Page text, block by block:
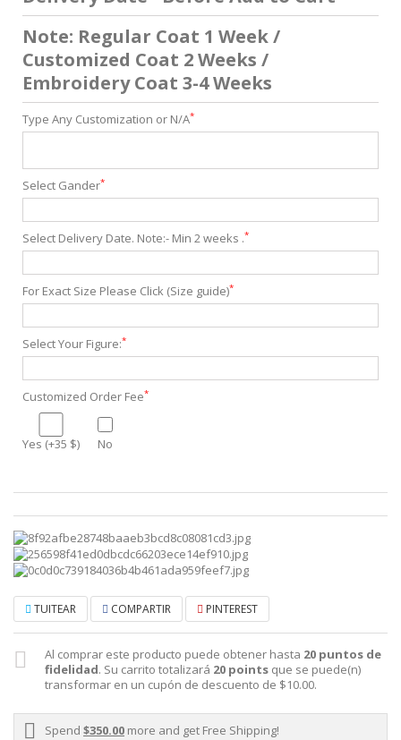
Note: Regular Coat 1 Week /
Customized Coat 2 Weeks /
Embroidery Coat 3-4 Weeks
Type Any Customization or N/A*
Select Gander*
Select Delivery Date. Note:- Min 2 weeks .*
For Exact Size Please Click (Size guide)*
Select Your Figure:*
Customized Order Fee*
Yes (+35 $) No
TUITEAR COMPARTIR PINTEREST
Al comprar este producto puede obtener hasta 20 puntos de
fidelidad. Su carrito totalizará 20 points que se puede(n)
transformar en un cupón de descuento de $10.00.
Spend $350.00 more and get Free Shipping!